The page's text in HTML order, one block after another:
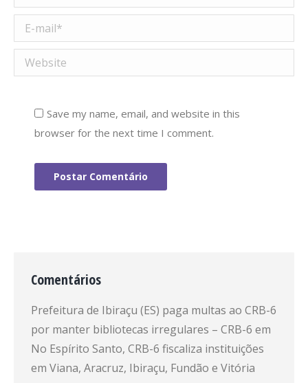
E-mail *
Website
Save my name, email, and website in this
browser for the next time I comment.
Postar Comentário
Comentários
Prefeitura de Ibiraçu (ES) paga multas ao CRB-6
por manter bibliotecas irregulares – CRB-6 em
No Espírito Santo, CRB-6 fiscaliza instituições
em Viana, Aracruz, Ibiraçu, Fundão e Vitória